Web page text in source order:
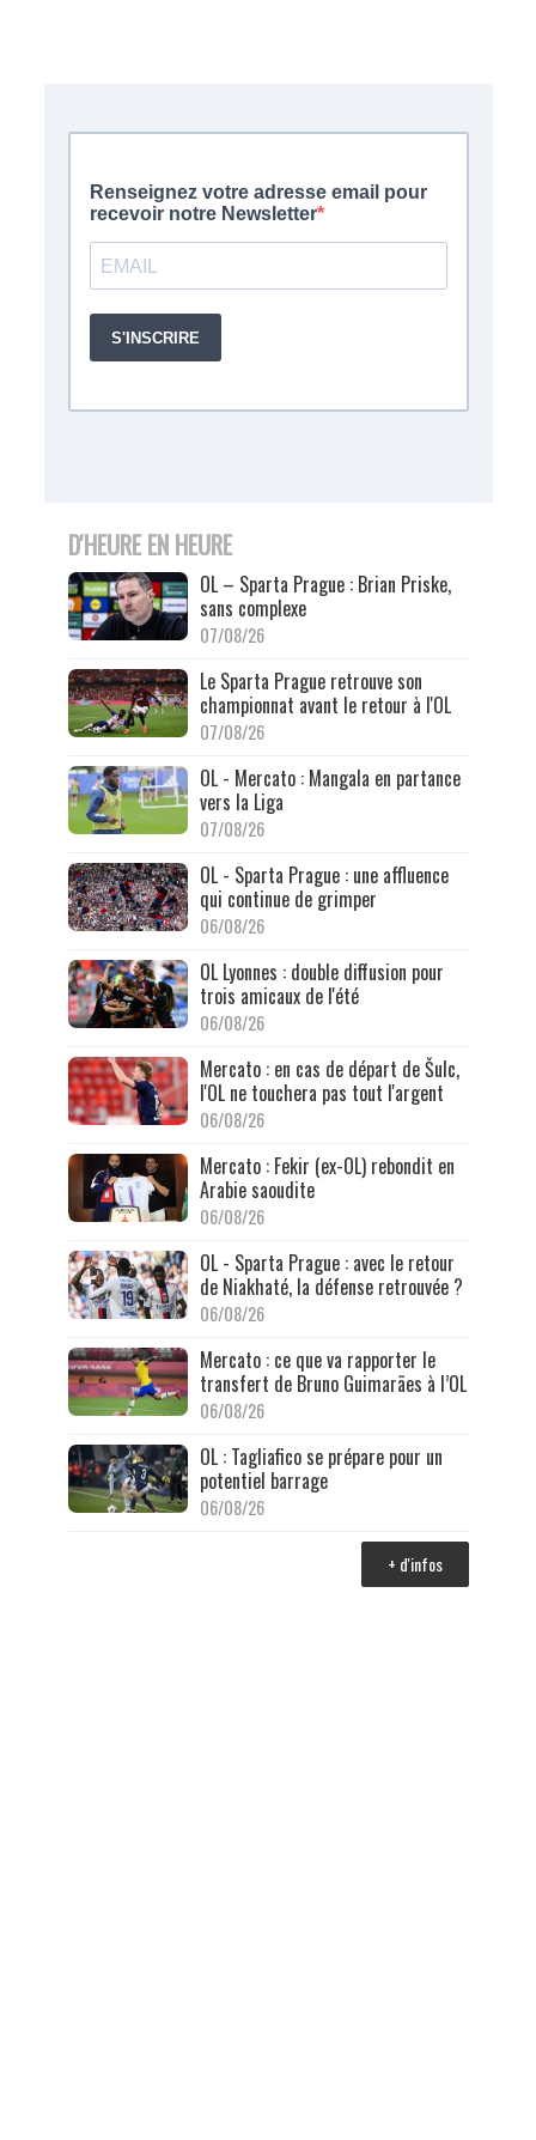
D'HEURE EN HEURE
OL – Sparta Prague : Brian Priske,
sans complexe
07/08/26
Le Sparta Prague retrouve son
championnat avant le retour à l'OL
07/08/26
OL - Mercato : Mangala en partance
vers la Liga
07/08/26
OL - Sparta Prague : une affluence
qui continue de grimper
06/08/26
OL Lyonnes : double diffusion pour
trois amicaux de l'été
06/08/26
Mercato : en cas de départ de Šulc,
l'OL ne touchera pas tout l'argent
06/08/26
Mercato : Fekir (ex-OL) rebondit en
Arabie saoudite
06/08/26
OL - Sparta Prague : avec le retour
de Niakhaté, la défense retrouvée ?
06/08/26
Mercato : ce que va rapporter le
transfert de Bruno Guimarães à l’OL
06/08/26
OL : Tagliafico se prépare pour un
potentiel barrage
06/08/26
+ d'infos